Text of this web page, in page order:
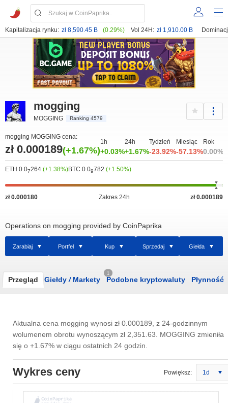
Kapitalizacja rynku: zł 8,590.45 B (0.29%) Vol 24H: zł 1,910.00 B
mogging
MOGGING Ranking 4579
mogging MOGGING cena:
zł 0.000189(+1.67%)
1h
+0.03%
24h
+1.67%
Tydzień
-23.92%
Miesiąc
-57.13%
Rok
0.00%
ETH 0.07264 (+1.38%)BTC 0.09782 (+1.50%)
zł 0.000180 Zakres 24h zł 0.000189
Operations on mogging provided by CoinPaprika
Zarabiaj Portfel Kup Sprzedaj Giełda
Przegląd Giełdy /Markety
1
Podobne kryptowaluty Płynność
Aktualna cena mogging wynosi zł 0.000189 , z 24-godzinnym
wolumenem obrotu wynoszącym zł 2,351.63 . MOGGING zmieniła
się o +1.67% w ciągu ostatnich 24 godzin.
Wykres ceny Powiększ: 1d